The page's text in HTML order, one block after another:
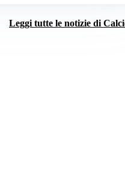
Leggi tutte le notizie di